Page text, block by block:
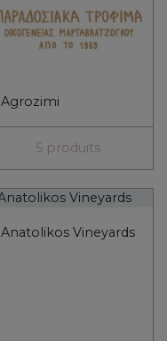
Agrozimi
5 produits
Anatolikos Vineyards